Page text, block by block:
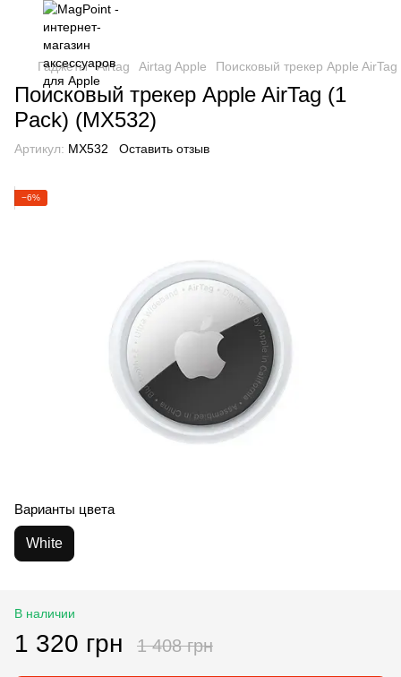
Гаджеты Airtag Airtag Apple Поисковый трекер Apple
Поисковый трекер Apple AirTag (1
Pack) (MX532)
Артикул: MX532 Оставить отзыв
−6%
Варианты цвета
White
В наличии
1 320 грн 1 408 грн